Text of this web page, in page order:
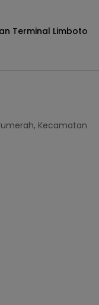
Terminal Limboto
Kecamatan